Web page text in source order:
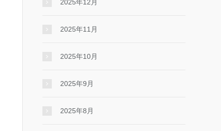
2025年12月
2025年11月
2025年10月
2025年9月
2025年8月